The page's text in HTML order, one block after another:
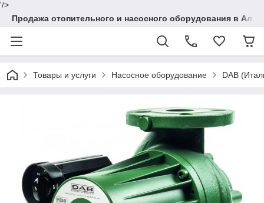
'/>
Продажа отопительного и насосного оборудования в
Товары и услуги Насосное оборудование DAB